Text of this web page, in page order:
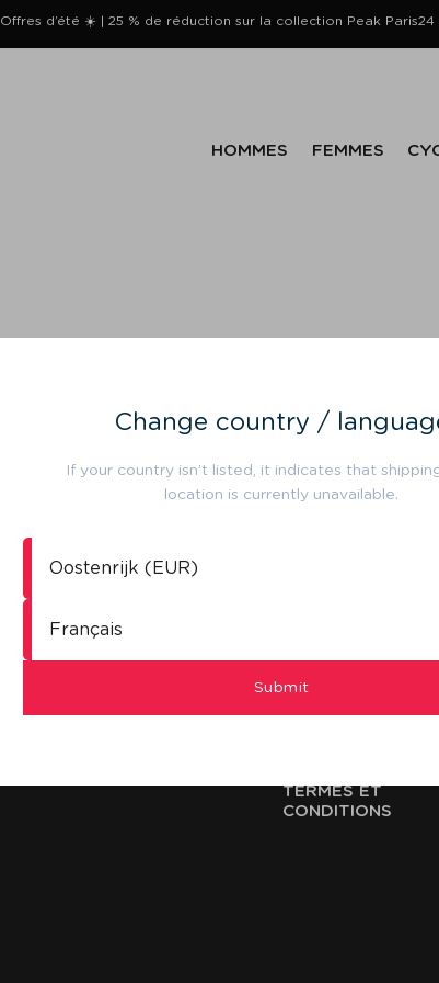
Offres d’été ☀️ | 25 % de réduction sur la collection Peak Paris24
HOMMES FEMMES
LEGAL
TERMES ET
CONDITIONS
Change country /
If your country isn’t listed, it indicates that
location is currently unavailable.
Country
Language
Submit